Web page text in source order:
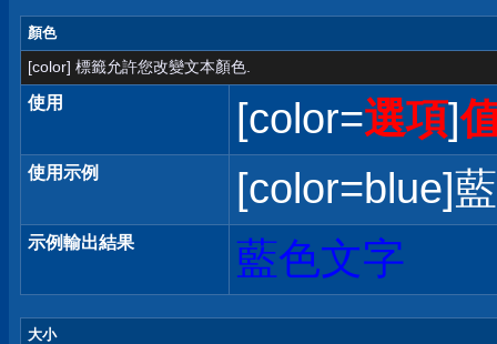
顏色
[color] 標籤允許您改變文本顏色.
使用 [color=選項]
使用示例 [color=blue]
示例輸出結果 藍色文字
大小